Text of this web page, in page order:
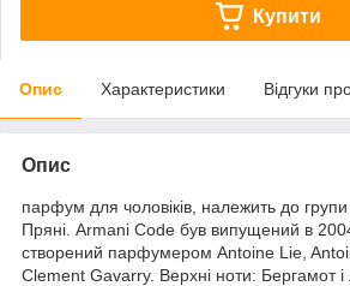
Купити
Опис Характеристики Відгуки
Опис
парфум для чоловіків, належить до групи
Пряні. Armani Code був випущений в
створений парфумером Antoine Lie,
Clement Gavarry. Верхні ноти: Бергамот